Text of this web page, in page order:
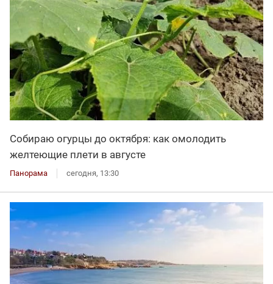
Собираю огурцы до октября: как омолодить
желтеющие плети в августе
Панорама сегодня, 13:30